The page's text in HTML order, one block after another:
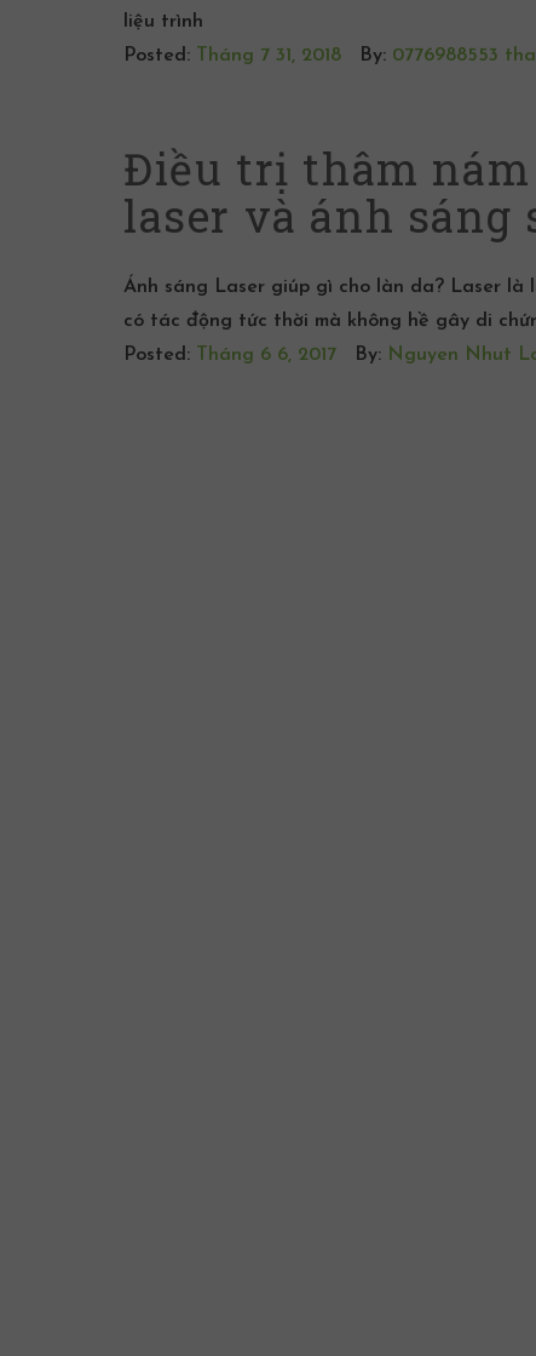
liệu trình
Posted: Tháng 7 31, 2018 By: 0776988553
Điều trị thâm
laser và ánh
Ánh sáng Laser giúp gì cho làn da? Laser
có tác động tức thời mà không hề gây di
Posted: Tháng 6 6, 2017 By: Nguyen Nhut